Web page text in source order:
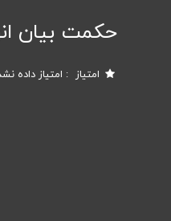
حکمت بیان
امتیاز امتیاز داده